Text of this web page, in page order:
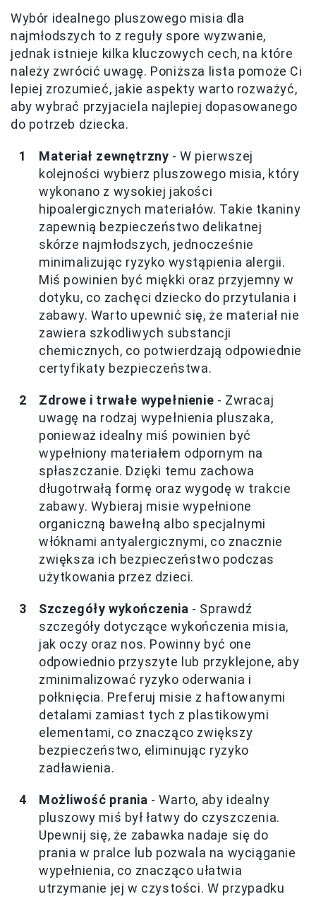
Wybór idealnego pluszowego misia dla
najmłodszych to z reguły spore wyzwanie,
jednak istnieje kilka kluczowych cech, na które
należy zwrócić uwagę. Poniższa lista pomoże Ci
lepiej zrozumieć, jakie aspekty warto rozważyć,
aby wybrać przyjaciela najlepiej dopasowanego
do potrzeb dziecka.
Materiał zewnętrzny - W pierwszej
kolejności wybierz pluszowego misia, który
wykonano z wysokiej jakości
hipoalergicznych materiałów. Takie tkaniny
zapewnią bezpieczeństwo delikatnej
skórze najmłodszych, jednocześnie
minimalizując ryzyko wystąpienia alergii.
Miś powinien być miękki oraz przyjemny w
dotyku, co zachęci dziecko do przytulania i
zabawy. Warto upewnić się, że materiał nie
zawiera szkodliwych substancji
chemicznych, co potwierdzają odpowiednie
certyfikaty bezpieczeństwa.
Zdrowe i trwałe wypełnienie - Zwracaj
uwagę na rodzaj wypełnienia pluszaka,
ponieważ idealny miś powinien być
wypełniony materiałem odpornym na
spłaszczanie. Dzięki temu zachowa
długotrwałą formę oraz wygodę w trakcie
zabawy. Wybieraj misie wypełnione
organiczną bawełną albo specjalnymi
włóknami antyalergicznymi, co znacznie
zwiększa ich bezpieczeństwo podczas
użytkowania przez dzieci.
Szczegóły wykończenia - Sprawdź
szczegóły dotyczące wykończenia misia,
jak oczy oraz nos. Powinny być one
odpowiednio przyszyte lub przyklejone, aby
zminimalizować ryzyko oderwania i
połknięcia. Preferuj misie z haftowanymi
detalami zamiast tych z plastikowymi
elementami, co znacząco zwiększy
bezpieczeństwo, eliminując ryzyko
zadławienia.
Możliwość prania - Warto, aby idealny
pluszowy miś był łatwy do czyszczenia.
Upewnij się, że zabawka nadaje się do
prania w pralce lub pozwala na wyciąganie
wypełnienia, co znacząco ułatwia
utrzymanie jej w czystości. W przypadku